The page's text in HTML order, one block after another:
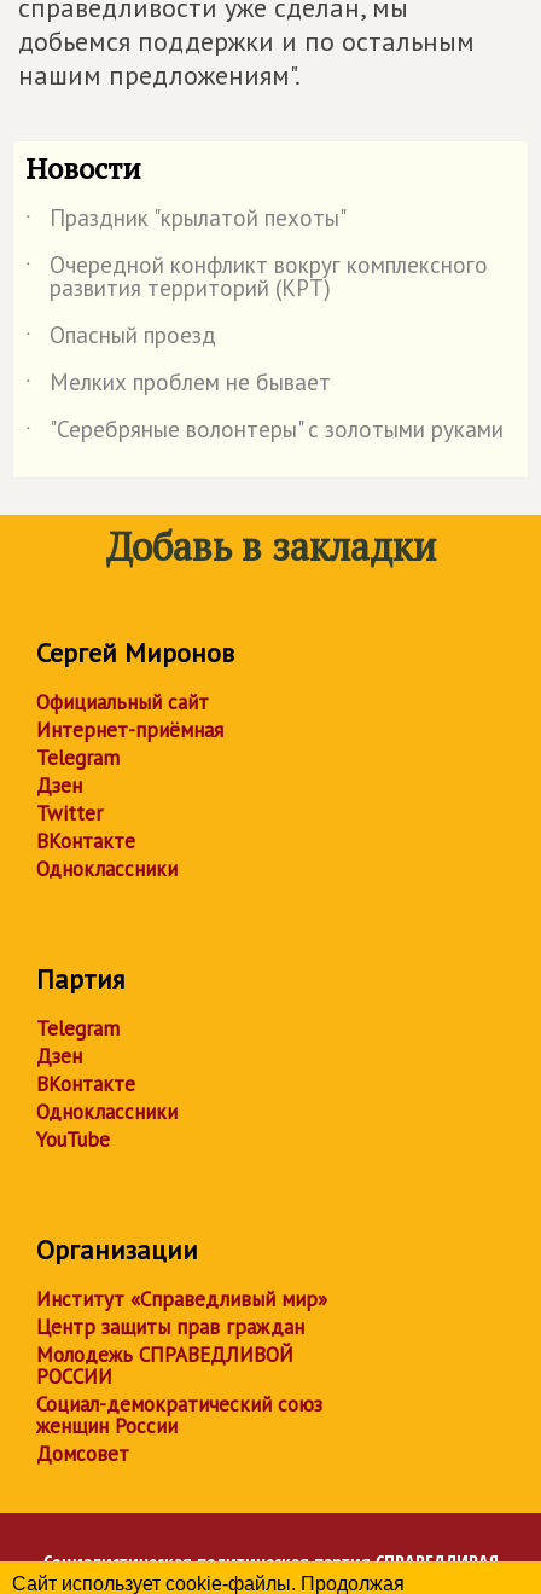
справедливости уже сделан, мы
добьемся поддержки и по остальным
нашим предложениям".
Новости
˙
Праздник "крылатой пехоты"
˙
Очередной конфликт вокруг комплексного
развития территорий (КРТ)
˙
Опасный проезд
˙
Мелких проблем не бывает
˙
"Серебряные волонтеры" с золотыми руками
Добавь в закладки
Сергей Миронов
Официальный сайт
Интернет-приёмная
Telegram
Дзен
Twitter
ВКонтакте
Одноклассники
Партия
Telegram
Дзен
ВКонтакте
Одноклассники
YouTube
Организации
Институт «Справедливый мир»
Центр защиты прав граждан
Молодежь СПРАВЕДЛИВОЙ
РОССИИ
Социал-демократический союз
женщин России
Домсовет
Социалистическая политическая партияСПРАВЕДЛИВАЯ
Сайт использует cookie-файлы. Продолжая